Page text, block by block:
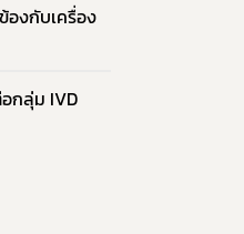
องกับเครื่อง
กลุ่ม IVD